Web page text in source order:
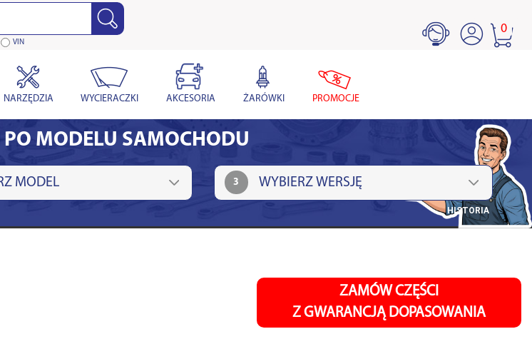
VIN
0
NARZĘDZIA WYCIERACZKI AKCESORIA ŻARÓWKI PROMOCJE
PO MODELU SAMOCHODU
3
HISTORIA
ZAMÓW CZĘŚCI
Z GWARANCJĄ DOPASOWANIA